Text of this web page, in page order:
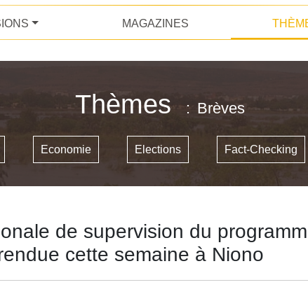
MAGAZINES
Thèmes Brèves
Economie Elections Fact-Checking
de supervision du
cette semaine à Niono